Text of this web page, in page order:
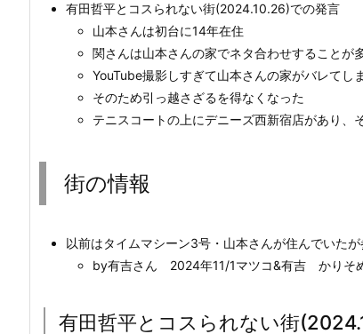
有田哲平とコスられない街(2024.10.26)での発言
山本さんは初台に14年在住
関さんは山本さんの家でネタ合わせすることが
YouTube撮影しすぎて山本さんの家がバレてし
そのため引っ越さざるを得なくなった
テニスコートの上にデニーズ西新宿店があり、
街の情報
以前はタイムマシーン3号・山本さんが住んでいた
by有吉さん 2024年11/1マツコ&有吉 かりそ
有田哲平とコスられない街